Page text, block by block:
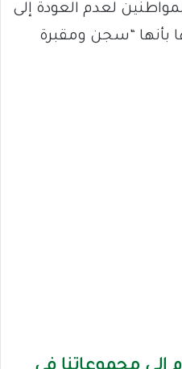
لعدم العودة إلى
بأنها “سجن ومقبرة